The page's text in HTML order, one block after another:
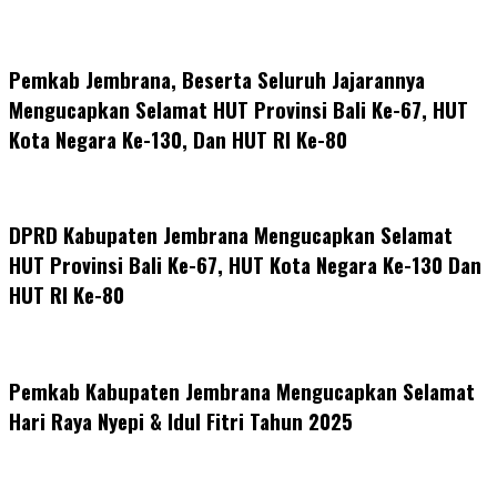
Pemkab Jembrana, Beserta Seluruh Jajarannya
Mengucapkan Selamat HUT Provinsi Bali Ke-67, HUT
Kota Negara Ke-130, Dan HUT RI Ke-80
DPRD Kabupaten Jembrana Mengucapkan Selamat
HUT Provinsi Bali Ke-67, HUT Kota Negara Ke-130 Dan
HUT RI Ke-80
Pemkab Kabupaten Jembrana Mengucapkan Selamat
Hari Raya Nyepi & Idul Fitri Tahun 2025